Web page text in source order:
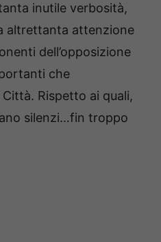
inutile verbosità,
altrettanta attenzione
dell’opposizione
che
Rispetto ai quali,
silenzi…fin troppo